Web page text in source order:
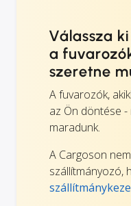
Válassza
a
szeretne
A fuvarozók,
az Ön döntése -
maradunk.
A Cargoson
szállítmányozó,